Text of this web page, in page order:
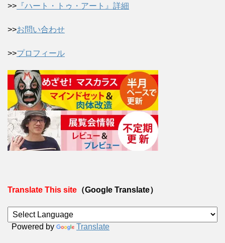
>> 『ハート・トゥ・アート』詳細
>>お問い合わせ
>>プロフィール
Translate This site （Google Translate）
Powered by Translate